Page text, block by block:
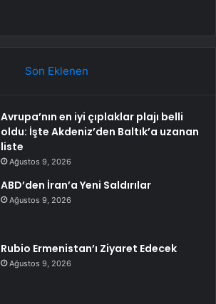
Son Eklenen
Avrupa’nın en iyi çıplaklar plajı belli
oldu: İşte Akdeniz’den Baltık’a uzanan
liste
Ağustos 9, 2026
ABD’den İran’a Yeni Saldırılar
Ağustos 9, 2026
Rubio Ermenistan’ı Ziyaret Edecek
Ağustos 9, 2026